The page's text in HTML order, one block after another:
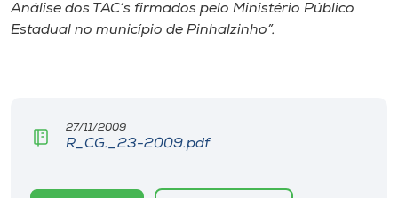
Cultura
Análise dos TAC’s firmados pelo Ministério Público
Estadual no município de Pinhalzinho”.
27/11/2009
R_CG._23-2009.pdf